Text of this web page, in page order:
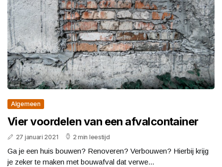
Algemeen
Vier voordelen van een afvalcontainer
27 januari 2021 2 min leestijd
Ga je een huis bouwen? Renoveren? Verbouwen? Hierbij krijg
je zeker te maken met bouwafval dat verwe...